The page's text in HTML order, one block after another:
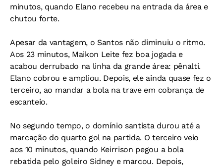
minutos, quando Elano recebeu na entrada da área e
chutou forte.
Apesar da vantagem, o Santos não diminuiu o ritmo.
Aos 23 minutos, Maikon Leite fez boa jogada e
acabou derrubado na linha da grande área: pênalti.
Elano cobrou e ampliou. Depois, ele ainda quase fez o
terceiro, ao mandar a bola na trave em cobrança de
escanteio.
No segundo tempo, o domínio santista durou até a
marcação do quarto gol na partida. O terceiro veio
aos 10 minutos, quando Keirrison pegou a bola
rebatida pelo goleiro Sidney e marcou. Depois,